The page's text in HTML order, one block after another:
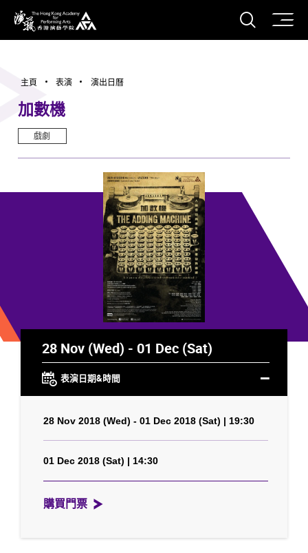
香港演藝學院
打開
主頁 表演 演出日曆
加數機
戲劇
28 Nov (Wed) - 01 Dec (Sat)
表演日期&時間
28 Nov 2018 (Wed) - 01 Dec 2018 (Sat) | 19:30
01 Dec 2018 (Sat) | 14:30
購買門票